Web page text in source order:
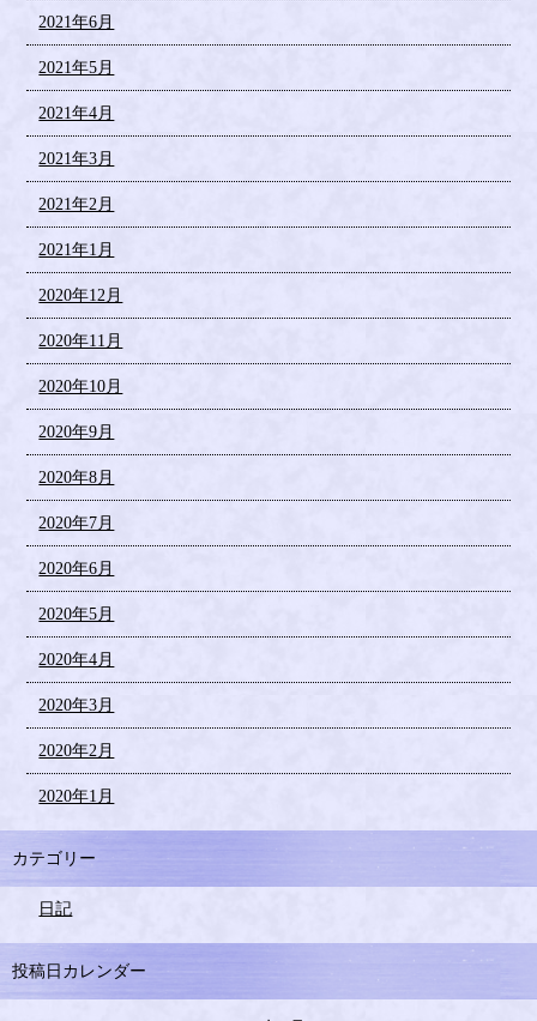
2021年6月
2021年5月
2021年4月
2021年3月
2021年2月
2021年1月
2020年12月
2020年11月
2020年10月
2020年9月
2020年8月
2020年7月
2020年6月
2020年5月
2020年4月
2020年3月
2020年2月
2020年1月
カテゴリー
日記
投稿日カレンダー